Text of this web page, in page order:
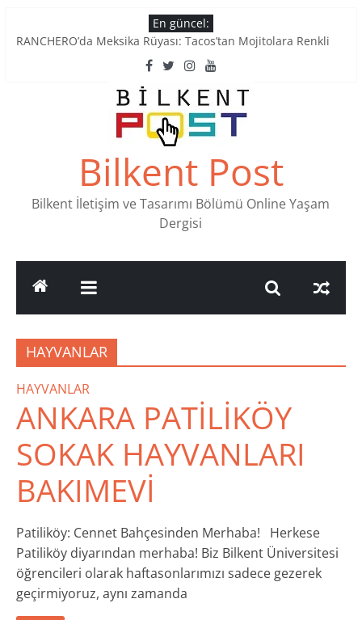
to
En güncel:
Tatlı Konuşalım: Ankara’nın 4 Köklü Pastanesi
RANCHERO’da Meksika Rüyası: Tacos’tan Mojitolara Renkli
Ankara’nın Ruhunu Notalarda Yaşatan 4 Müzik Durağı
Pullardaki tarih: PTT Pul Müzesi
Stamp Collectors Unite: Places to Find Stamps in Ankara
Bilkent Post
Bilkent İletişim ve Tasarımı Bölümü Online Yaşam
Dergisi
HAYVANLAR
HAYVANLAR
ANKARA PATİLİKÖY
SOKAK HAYVANLARI
BAKIMEVİ
Patiliköy: Cennet Bahçesinden Merhaba! Herkese
Patiliköy diyarından merhaba! Biz Bilkent Üniversitesi
öğrencileri olarak haftasonlarımızı sadece gezerek
geçirmiyoruz, aynı zamanda